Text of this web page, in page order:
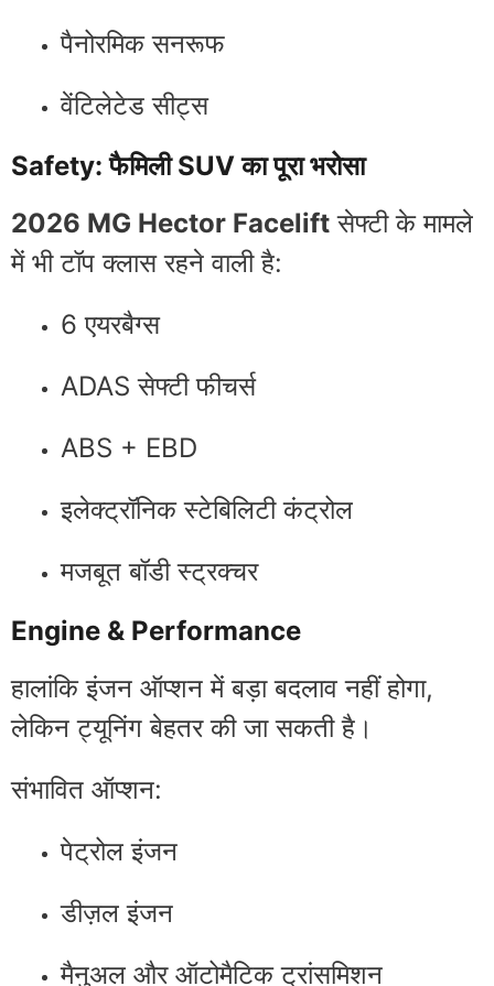
पैनोरमिक सनरूफ
वेंटिलेटेड सीट्स
Safety: फैमिली SUV का पूरा भरोसा
2026 MG Hector Facelift सेफ्टी के मामले
में भी टॉप क्लास रहने वाली है:
6 एयरबैग्स
ADAS सेफ्टी फीचर्स
ABS + EBD
इलेक्ट्रॉनिक स्टेबिलिटी कंट्रोल
मजबूत बॉडी स्ट्रक्चर
Engine & Performance
हालांकि इंजन ऑप्शन में बड़ा बदलाव नहीं होगा,
लेकिन ट्यूनिंग बेहतर की जा सकती है।
संभावित ऑप्शन:
पेट्रोल इंजन
डीज़ल इंजन
मैनुअल और ऑटोमैटिक ट्रांसमिशन